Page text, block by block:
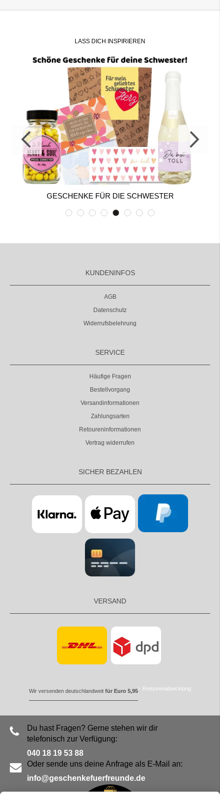
LASS DICH INSPIRIEREN
GESCHENKE FÜR DIE SCHWESTER
KUNDENINFOS
AGB
Datenschutz
Widerrufsbelehrung
SERVICE
Häufige Fragen
Bestellvorgang
Versandinformationen
Zahlungsarten
Retoureninformationen
Vertrag widerrufen
SICHER BEZAHLEN
VERSAND
Wir versenden deutschlandweit für Euro 5,95 Retourenabwicklung
Du hast Fragen? Gerne stehen wir dir
telefonisch zur Verfügung:
040 18 19 53 88
Oder sende uns deine Anfrage als E-Mail an:
info@geschenkefuerfreunde.de